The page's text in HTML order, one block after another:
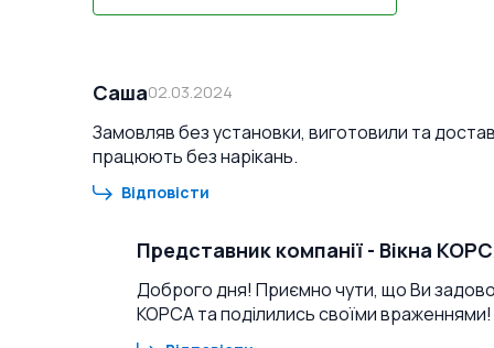
Саша02.03.2024
Замовляв без установки, виготовили та
працюють без нарікань.
Відповісти
Представник компанії - Вікна
Доброго дня! Приємно чути, що Ви
КОРСА та поділились своїми враженнями!